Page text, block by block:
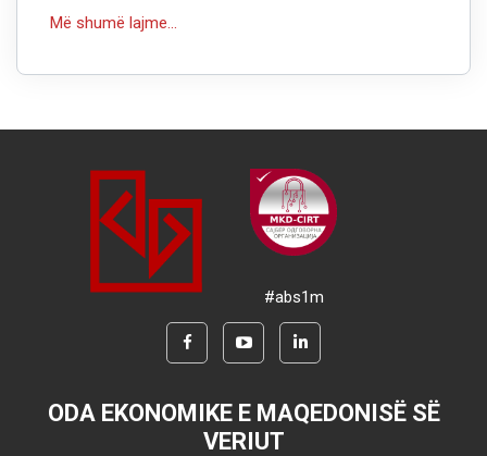
Më shumë lajme...
#abs1m
ODA EKONOMIKE E MAQEDONISË SË
VERIUT